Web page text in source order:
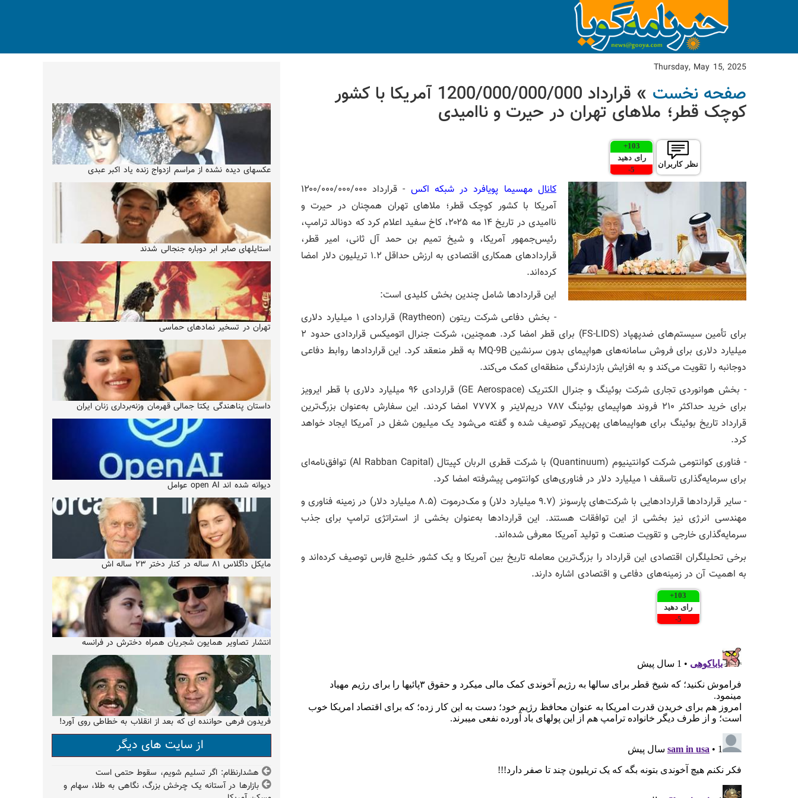
Thursday, May 15, 2025
صفحه نخست » قرارداد 1200/000/000/000 آمریکا با کشور
کوچک قطر؛ ملاهای تهران در حیرت و ناامیدی
نظر کاربران
103
+
رای دهید
5
-
کانال مهسیما پویافرد در شبکه اکس
- قرارداد ۱۲۰۰/۰۰۰/۰۰۰/۰۰۰
آمریکا با کشور کوچک قطر؛ ملاهای تهران همچنان در حیرت و
ناامیدی در تاریخ ۱۴ مه ۲۰۲۵، کاخ سفید اعلام کرد که دونالد ترامپ،
رئیس‌جمهور آمریکا، و شیخ تمیم بن حمد آل ثانی، امیر قطر،
قراردادهای همکاری اقتصادی به ارزش حداقل ۱.۲ تریلیون دلار امضا
کرده‌اند.
این قراردادها شامل چندین بخش کلیدی است:
- بخش دفاعی شرکت ریتون (Raytheon) قراردادی ۱ میلیارد دلاری
برای تأمین سیستم‌های ضدپهپاد (FS-LIDS) برای قطر امضا کرد. همچنین، شرکت جنرال اتومیکس قراردادی حدود ۲
میلیارد دلاری برای فروش سامانه‌های هواپیمای بدون سرنشین MQ-9B به قطر منعقد کرد. این قراردادها روابط دفاعی
دوجانبه را تقویت می‌کند و به افزایش بازدارندگی منطقه‌ای کمک می‌کند.
- بخش هوانوردی تجاری شرکت بوئینگ و جنرال الکتریک (GE Aerospace) قراردادی ۹۶ میلیارد دلاری با قطر ایرویز
برای خرید حداکثر ۲۱۰ فروند هواپیمای بوئینگ ۷۸۷ دریم‌لاینر و ۷۷۷X امضا کردند. این سفارش به‌عنوان بزرگ‌ترین
قرارداد تاریخ بوئینگ برای هواپیماهای پهن‌پیکر توصیف شده و گفته می‌شود یک میلیون شغل در آمریکا ایجاد خواهد
کرد.
- فناوری کوانتومی شرکت کوانتینیوم (Quantinuum) با شرکت قطری الربان کپیتال (Al Rabban Capital) توافق‌نامه‌ای
برای سرمایه‌گذاری تاسقف ۱ میلیارد دلار در فناوری‌های کوانتومی پیشرفته امضا کرد.
- سایر قراردادها قراردادهایی با شرکت‌های پارسونز (۹.۷ میلیارد دلار) و مک‌درموت (۸.۵ میلیارد دلار) در زمینه فناوری و
مهندسی انرژی نیز بخشی از این توافقات هستند. این قراردادها به‌عنوان بخشی از استراتژی ترامپ برای جذب
سرمایه‌گذاری خارجی و تقویت صنعت و تولید آمریکا معرفی شده‌اند.
برخی تحلیلگران اقتصادی این قرارداد را بزرگ‌ترین معامله تاریخ بین آمریکا و یک کشور خلیج فارس توصیف کرده‌اند و
به اهمیت آن در زمینه‌های دفاعی و اقتصادی اشاره دارند.
103
+
رای دهید
5
-
عکسهای دیده نشده از مراسم ازدواج زنده یاد اکبر عبدی
استایلهای صابر ابر دوباره جنجالی شدند
تهران در تسخیر نمادهای حماسی
داستان پناهندگی یکتا جمالی قهرمان وزنه‌برداری زنان ایران
دیوانه شده اند open AI عوامل
مایکل داگلاس ۸۱ ساله در کنار دختر ۲۳ ساله اش
انتشار تصاویر همایون شجریان همراه دخترش در فرانسه
فریدون فرهی حواننده ای که بعد از انقلاب به خطاطی روی آورد!
از سایت های دیگر
هشدارنظام: اگر تسلیم شویم، سقوط حتمی است
بازارها در آستانه یک چرخش بزرگ، نگاهی به طلا، سهام و